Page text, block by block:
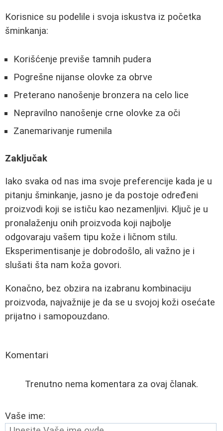
Korisnice su podelile i svoja iskustva iz početka
šminkanja:
Korišćenje previše tamnih pudera
Pogrešne nijanse olovke za obrve
Preterano nanošenje bronzera na celo lice
Nepravilno nanošenje crne olovke za oči
Zanemarivanje rumenila
Zaključak
Iako svaka od nas ima svoje preferencije kada je u
pitanju šminkanje, jasno je da postoje određeni
proizvodi koji se ističu kao nezamenljivi. Ključ je u
pronalaženju onih proizvoda koji najbolje
odgovaraju vašem tipu kože i ličnom stilu.
Eksperimentisanje je dobrodošlo, ali važno je i
slušati šta nam koža govori.
Konačno, bez obzira na izabranu kombinaciju
proizvoda, najvažnije je da se u svojoj koži osećate
prijatno i samopouzdano.
Komentari
Trenutno nema komentara za ovaj članak.
Vaše ime: